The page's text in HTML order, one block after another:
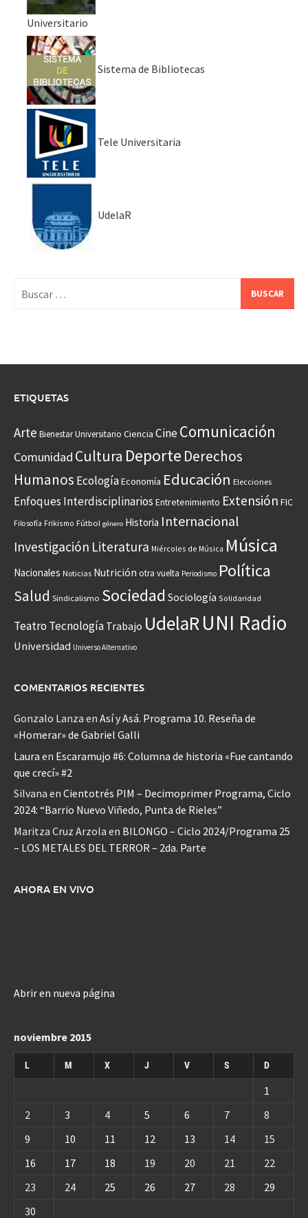
Universitario
Sistema de Bibliotecas
Tele Universitaria
UdelaR
ETIQUETAS
Arte Bienestar Universitario Ciencia CineComunicación
Comunidad Cultura Deporte Derechos
Humanos EcologíaEconomía Educación Elecciones
Enfoques Interdisciplinarios Entretenimiento Extensión FIC
Filosofía Frikismo Fútbol género Historia Internacional
Investigación Literatura Miércoles de Música Música
Nacionales Noticias Nutrición otra vuelta Periodismo Política
Salud Sindicalismo Sociedad Sociología Solidaridad
Teatro Tecnología Trabajo UdelaRUNI Radio
Universidad Universo Alternativo
COMENTARIOS RECIENTES
Gonzalo Lanza en Así y Asá. Programa 10. Reseña de
«Homerar» de Gabriel Galli
Laura en Escaramujo #6: Columna de historia «Fue cantando
que crecí» #2
Silvana en Cientotrés PIM – Decimoprimer Programa, Ciclo
2024: “Barrio Nuevo Viñedo, Punta de Rieles”
Maritza Cruz Arzola en BILONGO – Ciclo 2024/Programa 25
– LOS METALES DEL TERROR – 2da. Parte
AHORA EN VIVO
Abrir en nueva página
noviembre 2015
L M X J V S D
1
2
3 4 5 6 7
8
9
10 11 12 13 14
15
16
17 18 19 20 21
22
23
24 25 26 27 28
29
30